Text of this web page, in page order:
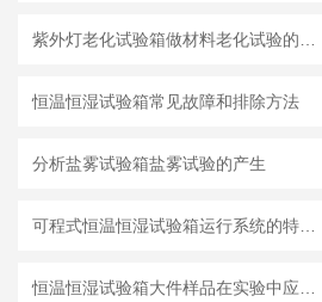
恒温恒湿试验箱常见故障和排除方法
分析盐雾试验箱盐雾试验的产生